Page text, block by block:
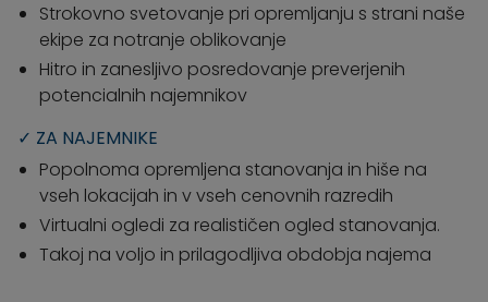
Strokovno svetovanje pri opremljanju s strani naše
ekipe za notranje oblikovanje
Hitro in zanesljivo posredovanje preverjenih
potencialnih najemnikov
✓ ZA NAJEMNIKE
Popolnoma opremljena stanovanja in hiše na
vseh lokacijah in v vseh cenovnih razredih
Virtualni ogledi za realističen ogled stanovanja.
Takoj na voljo in prilagodljiva obdobja najema